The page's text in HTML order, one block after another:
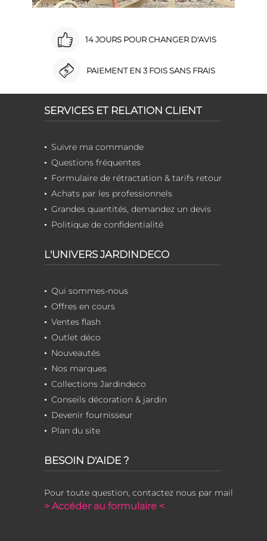
14 JOURS POUR CHANGER D'AVIS
PAIEMENT EN 3 FOIS SANS FRAIS
SERVICES ET RELATION CLIENT
Suivre ma commande
Questions fréquentes
Formulaire de rétractation & tarifs retour
Achats par les professionnels
Grandes quantités, demandez un devis
Politique de confidentialité
L'UNIVERS JARDINDECO
Qui sommes-nous
Offres en cours
Ventes flash
Outlet déco
Nouveautés
Nos marques
Collections Jardindeco
Conseils décoration & jardin
Devenir fournisseur
Plan du site
BESOIN D'AIDE ?
Pour toute question, contactez nous par mail
> Accéder au formulaire <